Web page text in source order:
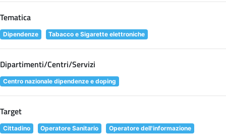
Tematica
Dipendenze Tabacco e Sigarette elettroniche
Dipartimenti/Centri/Servizi
Centro nazionale dipendenze e doping
Target
Cittadino Operatore Sanitario Operatore dell'informazione